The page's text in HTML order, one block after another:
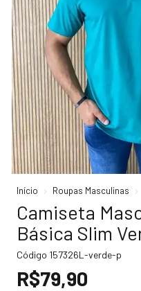
Início Roupas Masculinas
Camiseta
Básica Slim
Código 157326L-verde-p
R$79,90